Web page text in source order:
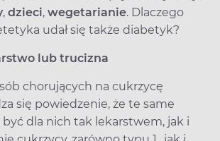
, dzieci, wegetarianie. Dlaczego
udał się także diabetyk?
lub trucizna
chorujących na cukrzycę
się powiedzenie, że te same
dla nich tak lekarstwem, jak i